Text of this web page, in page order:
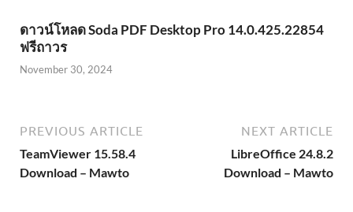
ดาวน์โหลด Soda PDF Desktop Pro 14.0.425.22854
ฟรีถาวร
November 30, 2024
PREVIOUS ARTICLE
TeamViewer 15.58.4
Download – Mawto
NEXT ARTICLE
LibreOffice 24.8.2
Download – Mawto